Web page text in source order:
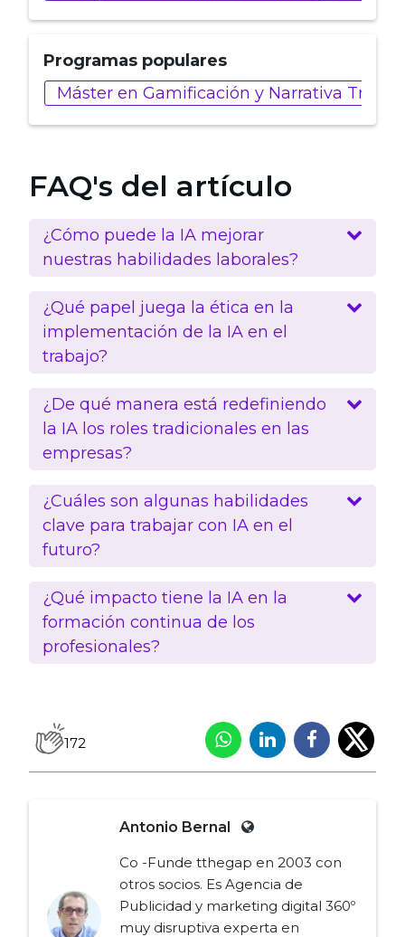
Programas populares
Máster en Gamificación y Narrativa
FAQ's del artículo
¿Cómo puede la IA mejorar
nuestras habilidades laborales?
¿Qué papel juega la ética en la
implementación de la IA en el
trabajo?
¿De qué manera está redefiniendo
la IA los roles tradicionales en las
empresas?
¿Cuáles son algunas habilidades
clave para trabajar con IA en el
futuro?
¿Qué impacto tiene la IA en la
formación continua de los
profesionales?
172
Antonio Bernal
Co -Funde tthegap en 2003 con
otros socios. Es Agencia de
Publicidad y marketing digital 360º
muy disruptiva experta en